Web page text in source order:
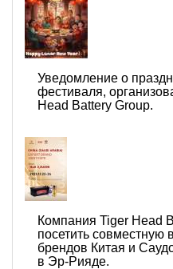
Уведомление о
фестиваля,
Head Battery Group.
Компания Tiger Head
посетить совместную
брендов Китая и
в Эр-Рияде.